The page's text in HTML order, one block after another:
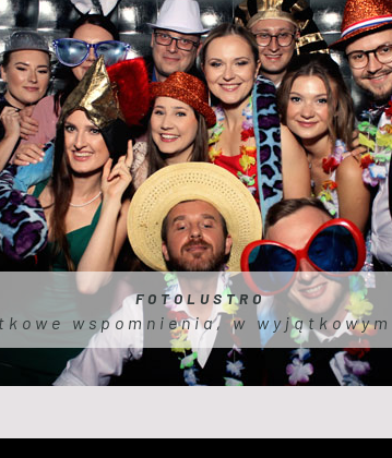
FOTOLUSTRO
wspomnienia, w